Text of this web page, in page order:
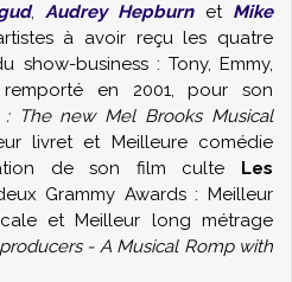
, Audrey Hepburnet Mike
à avoir reçu les quatre
show-business : Tony, Emmy,
en 2001, pour son
: The new Mel Brooks Musical
livret et Meilleure comédie
de son film culte Les
Grammy Awards : Meilleur
et Meilleur long métrage
- A Musical Romp with